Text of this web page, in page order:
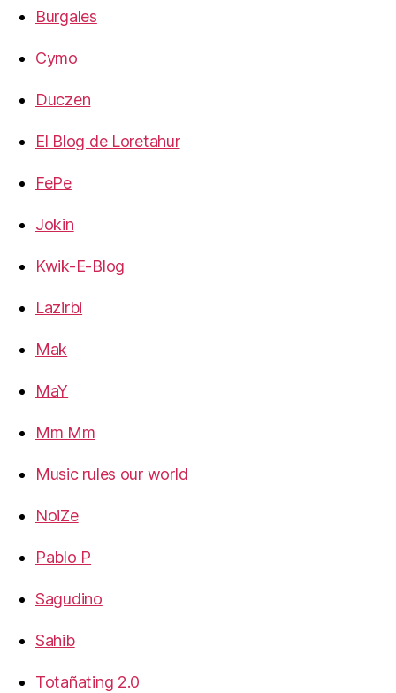
Burgales
Cymo
Duczen
El Blog de Loretahur
FePe
Jokin
Kwik-E-Blog
Lazirbi
Mak
MaY
Mm Mm
Music rules our world
NoiZe
Pablo P
Sagudino
Sahib
Totañating 2.0